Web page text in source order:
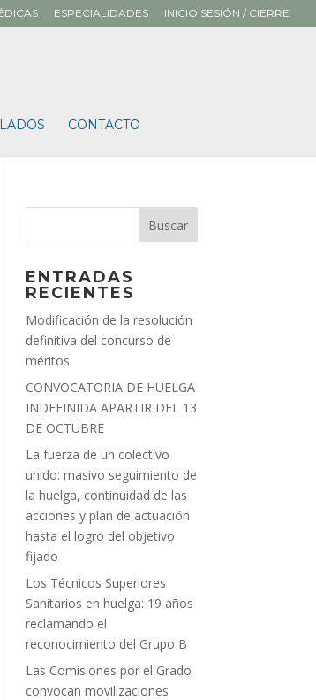
ESPECIALIDADES INICIO SESIÓN / CIERRE
CONTACTO
ENTRADAS
RECIENTES
Modificación de la resolución
definitiva del concurso de
méritos
CONVOCATORIA DE HUELGA
INDEFINIDA APARTIR DEL 13
DE OCTUBRE
La fuerza de un colectivo
unido: masivo seguimiento de
la huelga, continuidad de las
acciones y plan de actuación
hasta el logro del objetivo
fijado
Los Técnicos Superiores
Sanitarios en huelga: 19 años
reclamando el
reconocimiento del Grupo B
Las Comisiones por el Grado
convocan movilizaciones